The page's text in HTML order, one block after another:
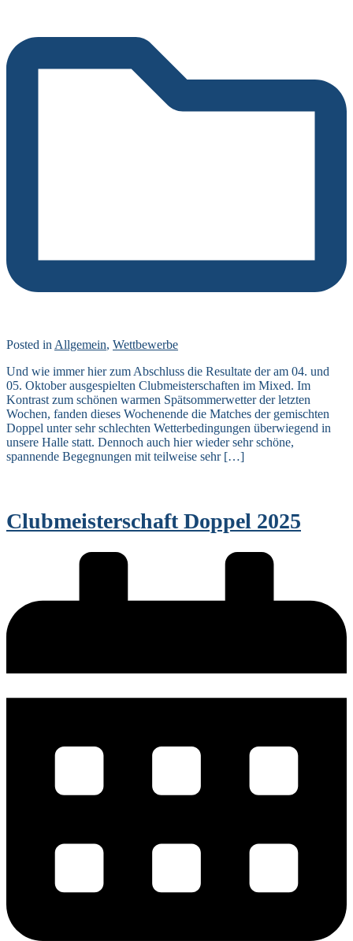
Posted in Allgemein, Wettbewerbe
Und wie immer hier zum Abschluss die Resultate der am 04. und
05. Oktober ausgespielten Clubmeisterschaften im Mixed. Im
Kontrast zum schönen warmen Spätsommerwetter der letzten
Wochen, fanden dieses Wochenende die Matches der gemischten
Doppel unter sehr schlechten Wetterbedingungen überwiegend in
unsere Halle statt. Dennoch auch hier wieder sehr schöne,
spannende Begegnungen mit teilweise sehr […]
Clubmeisterschaft Doppel 2025